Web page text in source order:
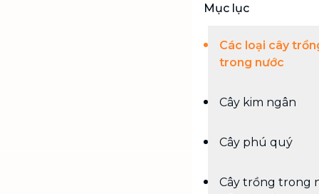
Mục lục
Các loại cây
trong nước
Cây kim ngân
Cây phú quý
Cây trồng trong